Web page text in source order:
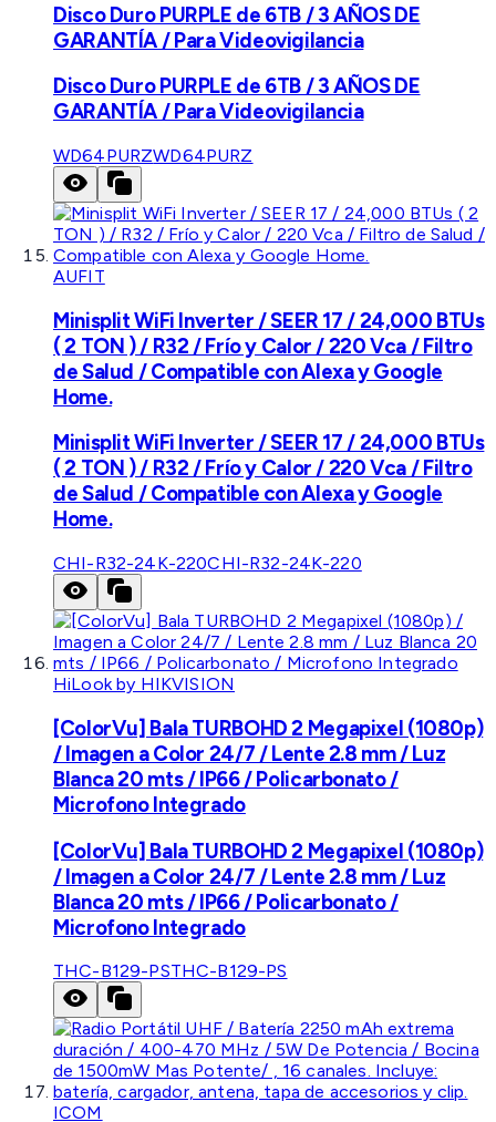
Disco Duro PURPLE de 6TB / 3 AÑOS DE
GARANTÍA / Para Videovigilancia
Disco Duro PURPLE de 6TB / 3 AÑOS DE
GARANTÍA / Para Videovigilancia
WD64PURZWD64PURZ
AUFIT
Minisplit WiFi Inverter / SEER 17 / 24,000 BTUs
( 2 TON ) / R32 / Frío y Calor / 220 Vca / Filtro
de Salud / Compatible con Alexa y Google
Home.
Minisplit WiFi Inverter / SEER 17 / 24,000 BTUs
( 2 TON ) / R32 / Frío y Calor / 220 Vca / Filtro
de Salud / Compatible con Alexa y Google
Home.
CHI-R32-24K-220CHI-R32-24K-220
HiLook by HIKVISION
[ColorVu] Bala TURBOHD 2 Megapixel (1080p)
/ Imagen a Color 24/7 / Lente 2.8 mm / Luz
Blanca 20 mts / IP66 / Policarbonato /
Microfono Integrado
[ColorVu] Bala TURBOHD 2 Megapixel (1080p)
/ Imagen a Color 24/7 / Lente 2.8 mm / Luz
Blanca 20 mts / IP66 / Policarbonato /
Microfono Integrado
THC-B129-PSTHC-B129-PS
ICOM